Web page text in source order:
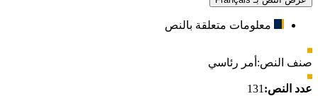
معلومات متعلقة بالنص
صنف النص: أمر رئاسي
عدد النص: 131